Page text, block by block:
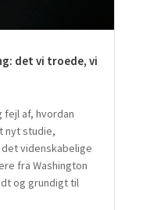
det vi troede, vi
fejl af, hvordan
nyt studie,
videnskabelige
fra Washington
og grundigt til